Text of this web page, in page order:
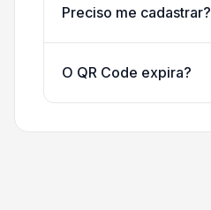
Preciso me cadastrar?
O QR Code expira?